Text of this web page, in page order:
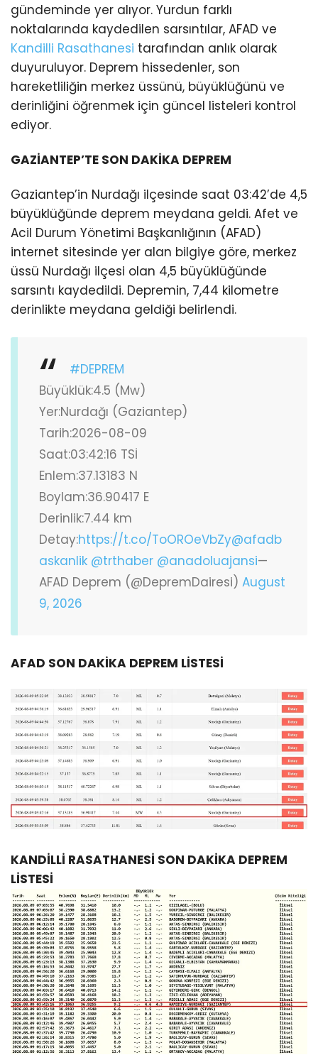
gündeminde yer alıyor. Yurdun farklı
noktalarında kaydedilen sarsıntılar, AFAD ve
Kandilli Rasathanesi tarafından anlık olarak
duyuruluyor. Deprem hissedenler, son
hareketliliğin merkez üssünü, büyüklüğünü ve
derinliğini öğrenmek için güncel listeleri kontrol
ediyor.
GAZİANTEP’TE SON DAKİKA DEPREM
Gaziantep’in Nurdağı ilçesinde saat 03:42’de 4,5
büyüklüğünde deprem meydana geldi. Afet ve
Acil Durum Yönetimi Başkanlığının (AFAD)
internet sitesinde yer alan bilgiye göre, merkez
üssü Nurdağı ilçesi olan 4,5 büyüklüğünde
sarsıntı kaydedildi. Depremin, 7,44 kilometre
derinlikte meydana geldiği belirlendi.
#DEPREM
Büyüklük:4.5 (Mw)
Yer:Nurdağı (Gaziantep)
Tarih:2026-08-09
Saat:03:42:16 TSİ
Enlem:37.13183 N
Boylam:36.90417 E
Derinlik:7.44 km
Detay:https://t.co/ToOROeVbZy@afadb
askanlik @trthaber @anadoluajansi—
AFAD Deprem (@DepremDairesi) August
9, 2026
AFAD SON DAKİKA DEPREM LİSTESİ
KANDİLLİ RASATHANESİ SON DAKİKA DEPREM
LİSTESİ